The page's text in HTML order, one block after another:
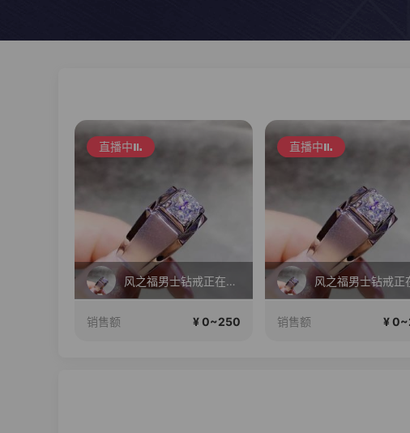
直播中
风之福男士钻戒正在直播
销售额 ¥ 0~250
直播中
销售额 ¥